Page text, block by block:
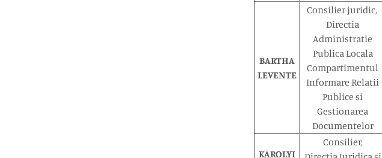
BARTHA
LEVENTE
Consilier juridic,
Directia
Administratie
Publica Locala
Compartimentul
Informare Relatii
Publice si
Gestionarea
Documentelor
KAROLYI
Consilier,